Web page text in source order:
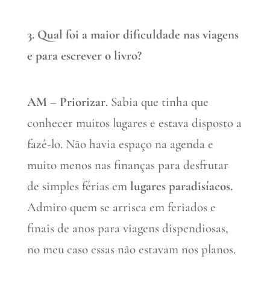
3. Qual foi a maior dificuldade nas viagens
e para escrever o livro?
AM – Priorizar. Sabia que tinha que
conhecer muitos lugares e estava disposto a
fazê-lo. Não havia espaço na agenda e
muito menos nas finanças para desfrutar
de simples férias em lugares paradisíacos.
Admiro quem se arrisca em feriados e
finais de anos para viagens dispendiosas,
no meu caso essas não estavam nos planos.